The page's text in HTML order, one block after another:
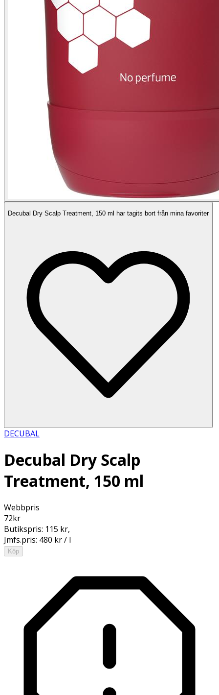
Decubal Dry Scalp Treatment, 150 ml har tagits bort från mina favoriter
DECUBAL
Decubal Dry Scalp
Treatment, 150 ml
Webbpris
72kr
Butikspris: 115 kr,
Jmfs.pris: 480 kr / l
Köp